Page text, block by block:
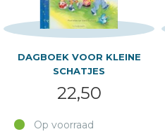
DAGBOEK VOOR KLEINE
SCHATJES
22,50
Op voorraad